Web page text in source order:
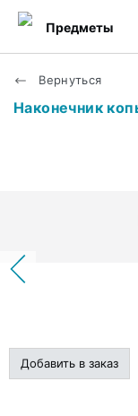
Предметы
Вернуться
Наконечник
Добавить в заказ